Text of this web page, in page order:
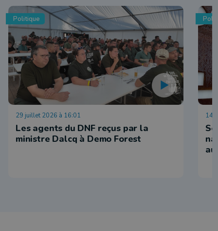
Politique
29 juillet 2026 à 16:01
Les agents du DNF reçus par la
ministre Dalcq à Demo Forest
14